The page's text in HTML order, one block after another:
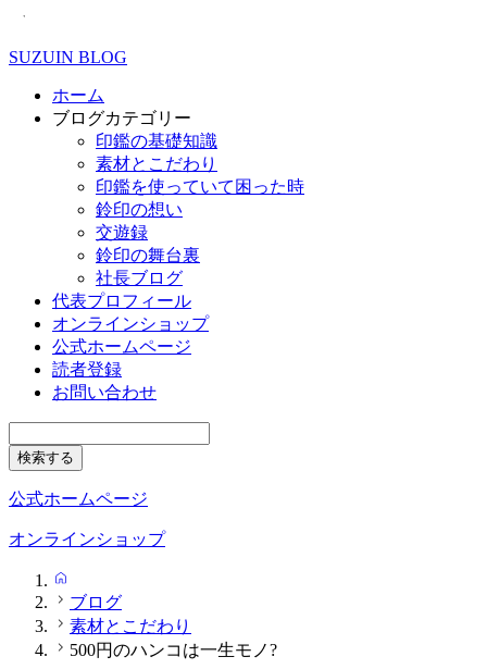
SUZUIN BLOG
ホーム
ブログカテゴリー
印鑑の基礎知識
素材とこだわり
印鑑を使っていて困った時
鈴印の想い
交遊録
鈴印の舞台裏
社長ブログ
代表プロフィール
オンラインショップ
公式ホームページ
読者登録
お問い合わせ
公式ホームページ
オンラインショップ
ブログ
素材とこだわり
500円のハンコは一生モノ?